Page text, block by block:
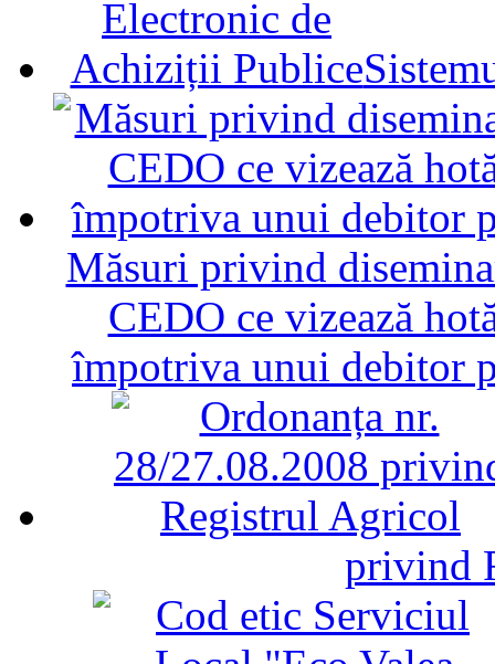
Măsuri privind
CEDO ce vizează
împotriva unui debitor
privind